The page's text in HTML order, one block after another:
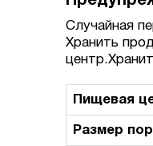
Случайная
Хранить
Пищевая
Размер